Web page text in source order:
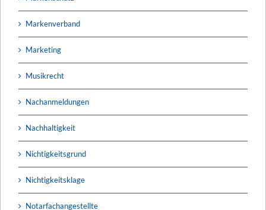
Markenverband
Marketing
Musikrecht
Nachanmeldungen
Nachhaltigkeit
Nichtigkeitsgrund
Nichtigkeitsklage
Notarfachangestellte